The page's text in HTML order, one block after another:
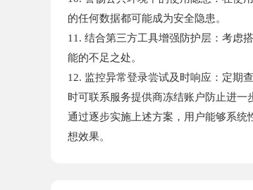
的任何数据都可能成为安全隐患。
11. 结合第三方工具增强防护层：考虑
能的不足之处。
12. 监控异常登录尝试及时响应：定期
时可联系服务提供商冻结账户防止进一
通过逐步实施上述方案，用户能够系统
想效果。